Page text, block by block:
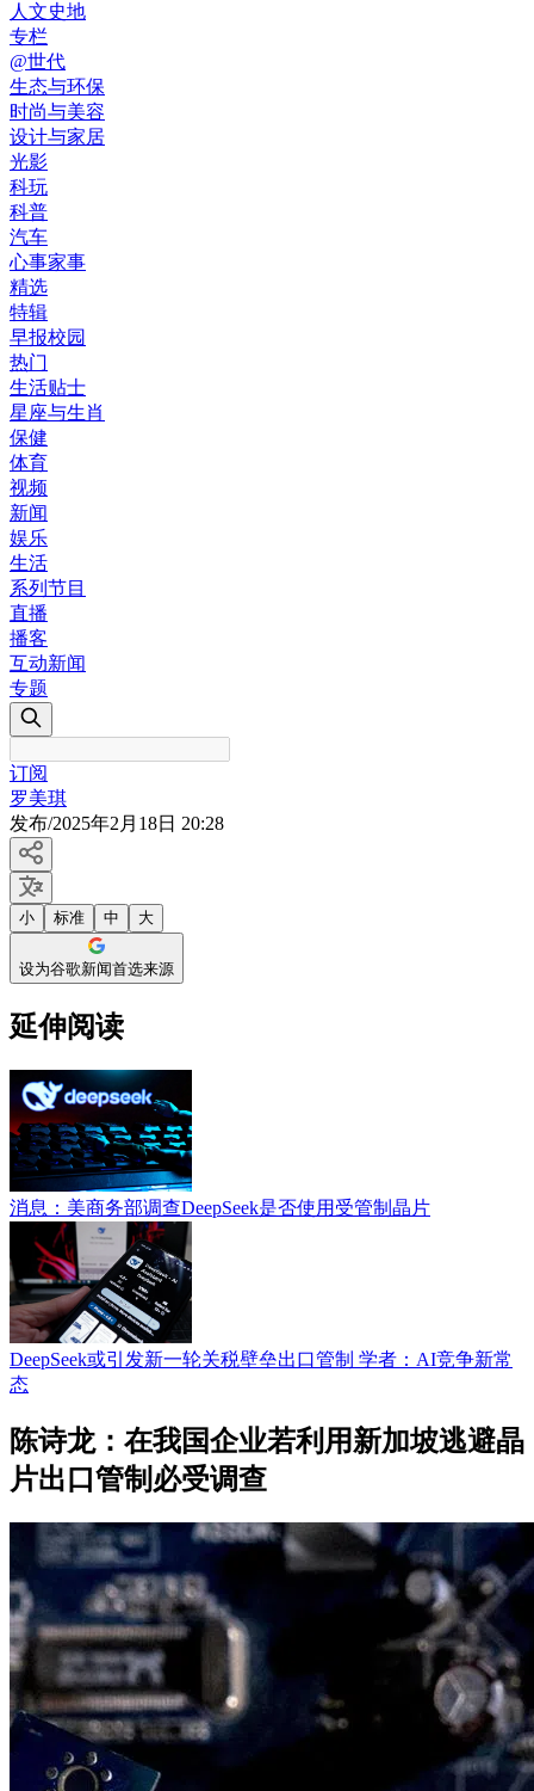
人文史地
专栏
@世代
生态与环保
时尚与美容
设计与家居
光影
科玩
科普
汽车
心事家事
精选
特辑
早报校园
热门
生活贴士
星座与生肖
保健
体育
视频
新闻
娱乐
生活
系列节目
直播
播客
互动新闻
专题
订阅
罗美琪
发布/2025年2月18日 20:28
小 标准 中 大
设为谷歌新闻首选来源
延伸阅读
消息：美商务部调查DeepSeek是否使用受管制晶片
DeepSeek或引发新一轮关税壁垒出口管制 学者：AI竞争新常
态
陈诗龙：在我国企业若利用新加坡逃避晶
片出口管制必受调查